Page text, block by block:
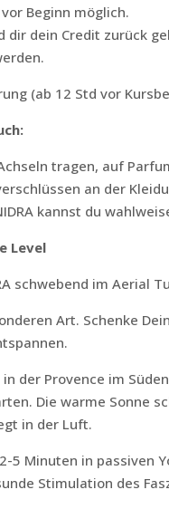
Beginn möglich.
dein Credit zurück
(ab 12 Std vor
tragen, auf
an der
kannst du
Level
schwebend im Aerial
Art. Schenke
der Provence im
Die warme Sonne
in der Luft.
5 Minuten in passiven
Stimulation des